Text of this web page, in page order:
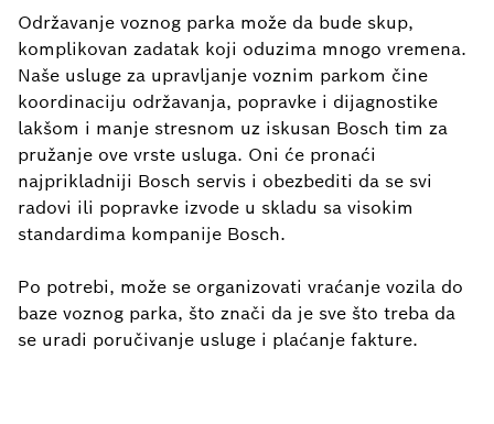
Održavanje voznog parka može da bude skup,
komplikovan zadatak koji oduzima mnogo vremena.
Naše usluge za upravljanje voznim parkom čine
koordinaciju održavanja, popravke i dijagnostike
lakšom i manje stresnom uz iskusan Bosch tim za
pružanje ove vrste usluga. Oni će pronaći
najprikladniji Bosch servis i obezbediti da se svi
radovi ili popravke izvode u skladu sa visokim
standardima kompanije Bosch.
Po potrebi, može se organizovati vraćanje vozila do
baze voznog parka, što znači da je sve što treba da
se uradi poručivanje usluge i plaćanje fakture.